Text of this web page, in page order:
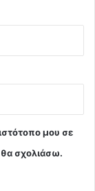
μου σε
σχολιάσω.